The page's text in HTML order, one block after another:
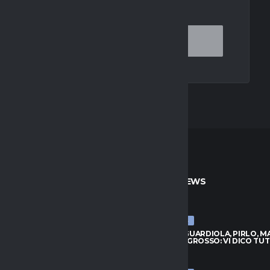
THE NEXT TIME I COMMENT.
ULTIME NEWS
ULTIME NEWS
MALDINI: “GUARDIOLA, PIRLO,
DE ROSSI E GROSSO: VI DICO